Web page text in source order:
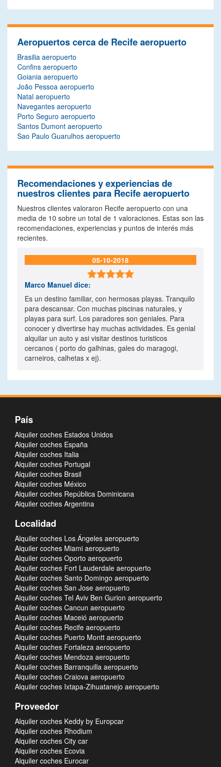
Aeropuertos cerca de Recife aeropuerto
Brasilia aeropuerto
Confins aeropuerto
Goiania aeropuerto
João Pessoa aeropuerto
Natal aeropuerto
Navegantes aeropuerto
Porto Seguro aeropuerto
Santos Dumont aeropuerto
Sao Paulo Guarulhos aeropuerto
Recomendaciones y experiencias de
nuestros clientes para Recife aeropuerto
Nuestros clientes valoraron Recife aeropuerto con una
media de 10 sobre un total de 1 valoraciones. Estas son las
recomendaciones, experiencias y puntos de interés más
recientes.
05-10-2018

Marco Manuel dice:
Es un destino familiar, con hermosas playas. Tranquilo
para descansar. Con muchas piscinas naturales, y
playas para surf. Los paradores son geniales. Para
conocer y divertirse hay muchas actividades. Es genial
alquilar un auto y asi visitar destinos turisticos
cercanos ( porto do galhinas, gales do maragogi,
carneiros, calhetas x ej).
País
Alquiler coches Estados Unidos
Alquiler coches España
Alquiler coches Italia
Alquiler coches Portugal
Alquiler coches Brasil
Alquiler coches México
Alquiler coches República Dominicana
Alquiler coches Argentina
Localidad
Alquiler coches Los Ángeles aeropuerto
Alquiler coches Miami aeropuerto
Alquiler coches Oporto aeropuerto
Alquiler coches Fort Lauderdale aeropuerto
Alquiler coches Santo Domingo aeropuerto
Alquiler coches San Jose aeropuerto
Alquiler coches Tel Aviv Ben Gurion aeropuerto
Alquiler coches Cancun aeropuerto
Alquiler coches Maceió aeropuerto
Alquiler coches Recife aeropuerto
Alquiler coches Puerto Montt aeropuerto
Alquiler coches Fortaleza aeropuerto
Alquiler coches Mendoza aeropuerto
Alquiler coches Barranquilla aeropuerto
Alquiler coches Craiova aeropuerto
Alquiler coches Ixtapa-Zihuatanejo aeropuerto
Proveedor
Alquiler coches Keddy by Europcar
Alquiler coches Rhodium
Alquiler coches City car
Alquiler coches Ecovia
Alquiler coches Eurocar